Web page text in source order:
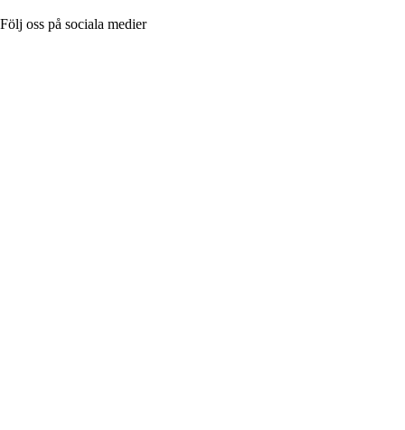
Följ oss på sociala medier